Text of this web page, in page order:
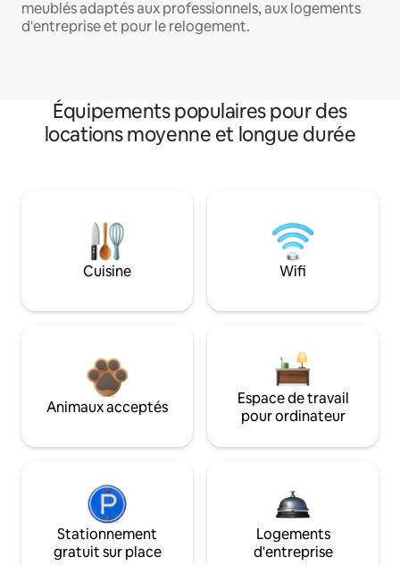
meublés adaptés aux professionnels, aux logements
d'entreprise et pour le relogement.
Équipements populaires pour des
locations moyenne et longue durée
Cuisine Wifi
Animaux acceptés
Espace de travail
pour ordinateur
Stationnement
gratuit sur place
Logements
d'entreprise